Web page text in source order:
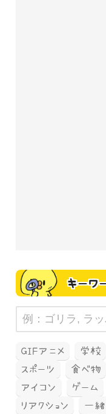
キーワ
GIFアニメ 学校
スポーツ
食べ物
アイコン
ゲーム
リアクション
一緒